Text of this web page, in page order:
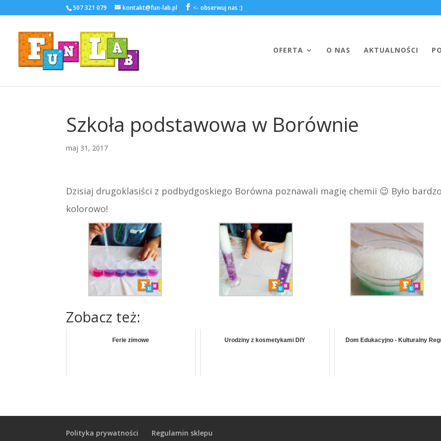
507 321 079 kontakt@fun-lab.pl
OFERTA O NAS AKTUALNOŚCI
Szkoła podstawowa w Borównie
maj 31, 2017
Dzisiaj drugoklasiści z podbydgoskiego Borówna poznawali magię chemii 😉 Było
kolorowo!
Zobacz też:
Ferie zimowe Urodziny z kosmetykami DIY Dom Edukacyjno - Kulturalny
Polityka prywatności Regulamin sklepu